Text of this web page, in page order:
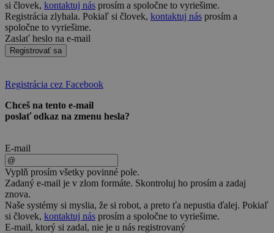
si človek, kontaktuj nás prosím a spoločne to vyriešime.
Registrácia zlyhala. Pokiaľ si človek, kontaktuj nás prosím a
spoločne to vyriešime.
Zaslať heslo na e-mail
Registrovať sa
Registrácia cez Facebook
Chceš na tento e-mail
poslať odkaz na zmenu hesla?
E-mail
Vyplň prosím všetky povinné pole.
Zadaný e-mail je v zlom formáte. Skontroluj ho prosím a zadaj
znova.
Naše systémy si myslia, že si robot, a preto ťa nepustia ďalej. Pokiaľ
si človek, kontaktuj nás prosím a spoločne to vyriešime.
E-mail, ktorý si zadal, nie je u nás registrovaný
veľkosť dupačiek
cm